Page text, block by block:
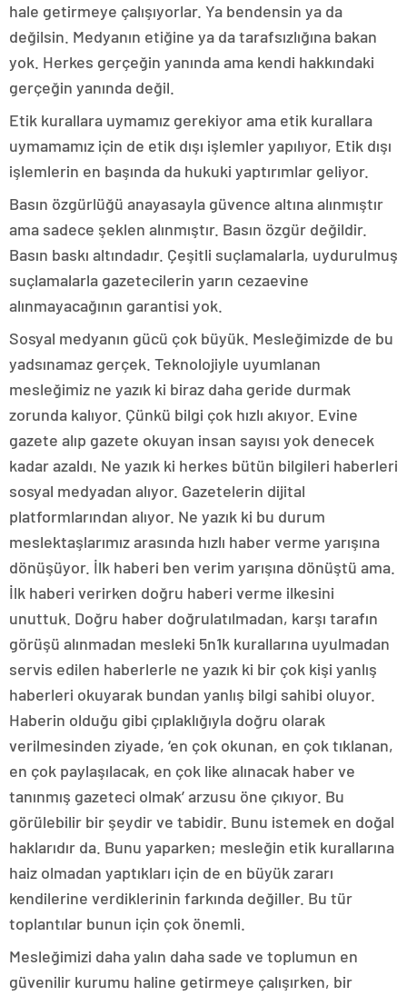
hale getirmeye çalışıyorlar. Ya bendensin ya da
değilsin. Medyanın etiğine ya da tarafsızlığına bakan
yok. Herkes gerçeğin yanında ama kendi hakkındaki
gerçeğin yanında değil.
Etik kurallara uymamız gerekiyor ama etik kurallara
uymamamız için de etik dışı işlemler yapılıyor, Etik dışı
işlemlerin en başında da hukuki yaptırımlar geliyor.
Basın özgürlüğü anayasayla güvence altına alınmıştır
ama sadece şeklen alınmıştır. Basın özgür değildir.
Basın baskı altındadır. Çeşitli suçlamalarla, uydurulmuş
suçlamalarla gazetecilerin yarın cezaevine
alınmayacağının garantisi yok.
Sosyal medyanın gücü çok büyük. Mesleğimizde de bu
yadsınamaz gerçek. Teknolojiyle uyumlanan
mesleğimiz ne yazık ki biraz daha geride durmak
zorunda kalıyor. Çünkü bilgi çok hızlı akıyor. Evine
gazete alıp gazete okuyan insan sayısı yok denecek
kadar azaldı. Ne yazık ki herkes bütün bilgileri haberleri
sosyal medyadan alıyor. Gazetelerin dijital
platformlarından alıyor. Ne yazık ki bu durum
meslektaşlarımız arasında hızlı haber verme yarışına
dönüşüyor. İlk haberi ben verim yarışına dönüştü ama.
İlk haberi verirken doğru haberi verme ilkesini
unuttuk. Doğru haber doğrulatılmadan, karşı tarafın
görüşü alınmadan mesleki 5n1k kurallarına uyulmadan
servis edilen haberlerle ne yazık ki bir çok kişi yanlış
haberleri okuyarak bundan yanlış bilgi sahibi oluyor.
Haberin olduğu gibi çıplaklığıyla doğru olarak
verilmesinden ziyade, ‘en çok okunan, en çok tıklanan,
en çok paylaşılacak, en çok like alınacak haber ve
tanınmış gazeteci olmak’ arzusu öne çıkıyor. Bu
görülebilir bir şeydir ve tabidir. Bunu istemek en doğal
haklarıdır da. Bunu yaparken; mesleğin etik kurallarına
haiz olmadan yaptıkları için de en büyük zararı
kendilerine verdiklerinin farkında değiller. Bu tür
toplantılar bunun için çok önemli.
Mesleğimizi daha yalın daha sade ve toplumun en
güvenilir kurumu haline getirmeye çalışırken, bir